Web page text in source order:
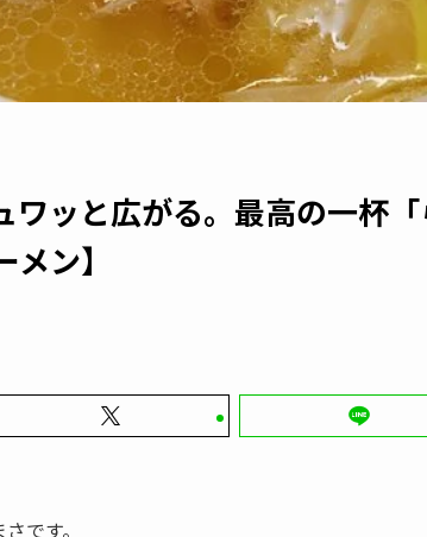
ワッと広がる。最高の一杯「
ン】
です。